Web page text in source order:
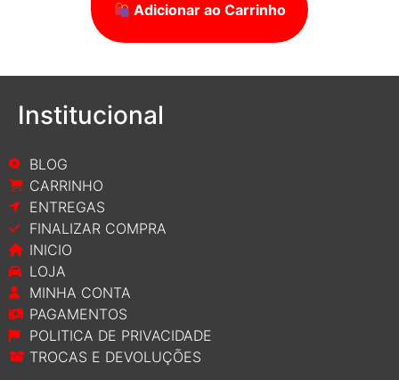
Adicionar ao Carrinho
Institucional
BLOG
CARRINHO
ENTREGAS
FINALIZAR COMPRA
INICIO
LOJA
MINHA CONTA
PAGAMENTOS
POLITICA DE PRIVACIDADE
TROCAS E DEVOLUÇÕES